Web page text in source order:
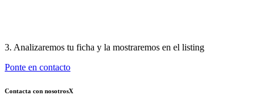
3. Analizaremos tu ficha y la mostraremos en el listing
Ponte en contacto
Contacta con nosotrosX